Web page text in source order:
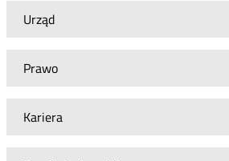
Urząd
Prawo
Kariera